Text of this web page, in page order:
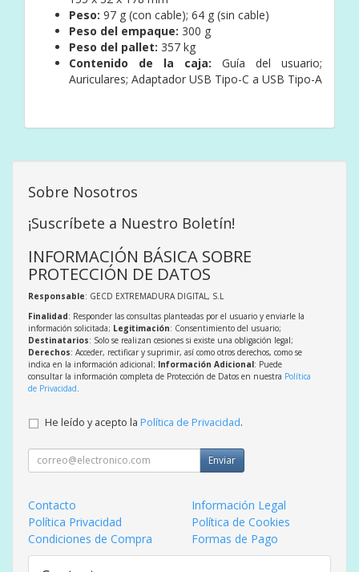
Peso: 97 g (con cable); 64 g (sin cable)
Peso del empaque: 300 g
Peso del pallet: 357 kg
Contenido de la caja: Guía del usuario;
Auriculares; Adaptador USB Tipo-C a USB Tipo-A
Sobre Nosotros
¡Suscríbete a Nuestro Boletín!
INFORMACIÓN BÁSICA SOBRE
PROTECCIÓN DE DATOS
Responsable: GECD EXTREMADURA DIGITAL, S.L
Finalidad: Responder las consultas planteadas por el usuario y enviarle la
información solicitada; Legitimación: Consentimiento del usuario;
Destinatarios: Solo se realizan cesiones si existe una obligación legal;
Derechos: Acceder, rectificar y suprimir, así como otros derechos, como se
indica en la información adicional; Información Adicional: Puede
consultar la información completa de Protección de Datos en nuestra Política
de Privacidad
He leído y acepto la Política de Privacidad.
Enviar
Contacto
Información Legal
Política Privacidad
Política de Cookies
Condiciones de Compra
Formas de Pago